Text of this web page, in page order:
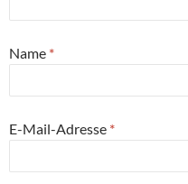
Name *
E-Mail-Adresse *